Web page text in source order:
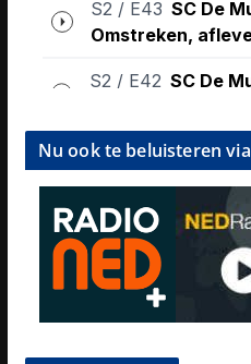
Nu ook te beluisteren via